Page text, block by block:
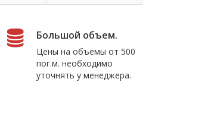
Большой объем.
Цены на объемы от 500
пог.м. необходимо
уточнять у менеджера.